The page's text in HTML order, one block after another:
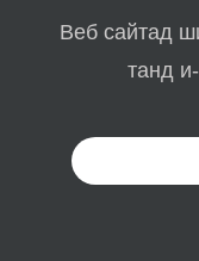
Веб сайтад
танд